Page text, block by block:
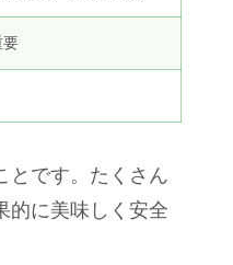
とです。たくさん
的に美味しく安全